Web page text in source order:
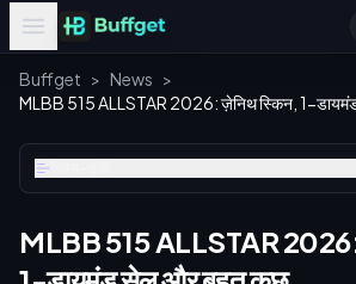
Buffget > News >
MLBB 515 ALLSTAR 2026: ज़ेनिथ स्किन, 1-
MLBB 515 ALLSTAR